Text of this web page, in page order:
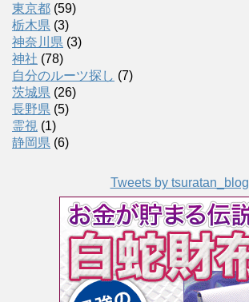
東京都 (59)
栃木県 (3)
神奈川県 (3)
神社 (78)
自分のルーツ探し (7)
茨城県 (26)
長野県 (5)
霊視 (1)
静岡県 (6)
Tweets by tsuratan_blog